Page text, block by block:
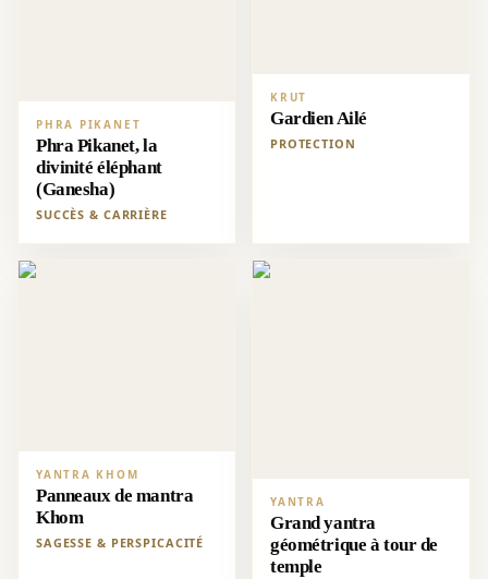
PHRA PIKANET
Phra Pikanet, la
divinité éléphant
(Ganesha)
SUCCÈS & CARRIÈRE
KRUT
Gardien Ailé
PROTECTION
YANTRA KHOM
Panneaux de mantra
Khom
SAGESSE & PERSPICACITÉ
YANTRA
Grand yantra
géométrique à tour de
temple